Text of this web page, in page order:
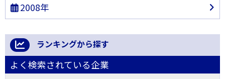
2008年
ランキングから探す
よく検索されている企業